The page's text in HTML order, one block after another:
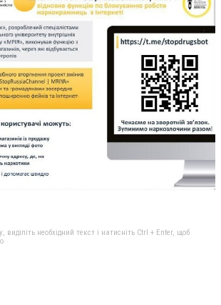
необхідний текст і натисніть Ctrl + Enter, щоб